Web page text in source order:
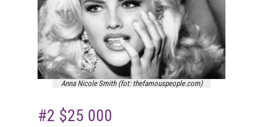
Anna Nicole Smith (fot: thefamouspeople.com)
#2 $25 000